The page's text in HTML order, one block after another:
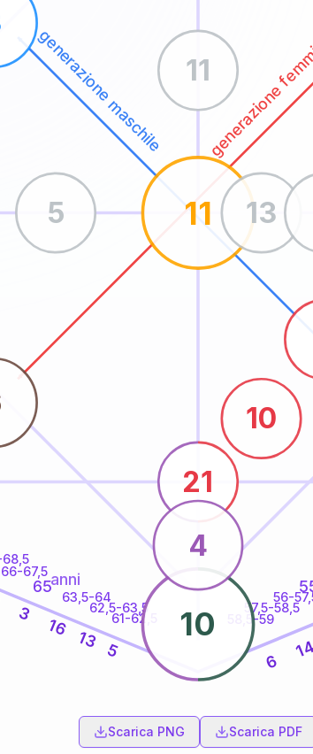
generazione maschile generazione
anni
56-
57,5-58,5
58,5-59
61-62,5
62,5-63,5
63,5-64
66-67,5
68,5
14
6
5
13
16
3 10
11
21
10
4
13
5
11
65anni
Scarica PNG Scarica PDF